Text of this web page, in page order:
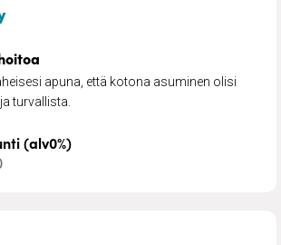
– Kiireetöntä kotihoitoa
apuna, että kotona asuminen olisi
turvallista.
(alv0%)
ja hiekoitukset